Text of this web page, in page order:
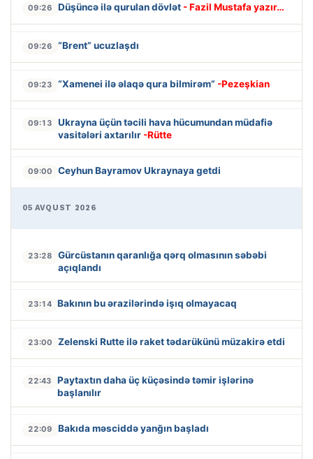
09:26 Düşüncə ilə qurulan dövlət - Fazil Mustafa yazır…
09:26 “Brent” ucuzlaşdı
09:23 “Xamenei ilə əlaqə qura bilmirəm” -Pezeşkian
09:13
Ukrayna üçün təcili hava hücumundan müdafiə
vasitələri axtarılır -Rütte
09:00 Ceyhun Bayramov Ukraynaya getdi
05 AVQUST 2026
23:28
Gürcüstanın qaranlığa qərq olmasının səbəbi
açıqlandı
23:14 Bakının bu ərazilərində işıq olmayacaq
23:00 Zelenski Rutte ilə raket tədarükünü müzakirə etdi
22:43
Paytaxtın daha üç küçəsində təmir işlərinə
başlanılır
22:09 Bakıda məsciddə yanğın başladı